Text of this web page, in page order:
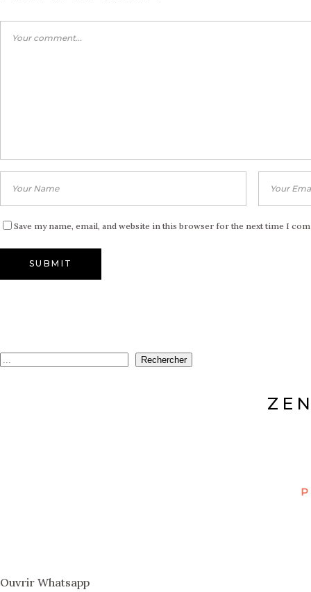
Save my name, email, and website in this browser for the next time I
Rechercher
Ouvrir Whatsapp